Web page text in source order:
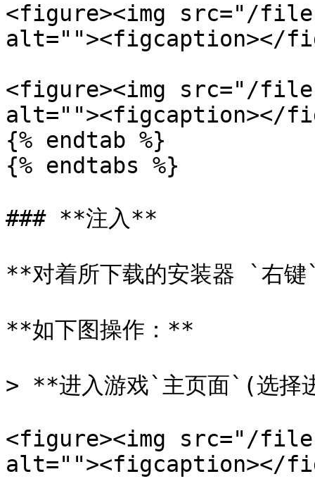
<figure><img src="/
alt=""><figcaption></
<figure><img src="/files/
alt=""><figcaption></
{% endtab %}
{% endtabs %}
### **注入**
**对着所下载的安装器 `右
**如下图操作：**
> **进入游戏`主页面`(选择
<figure><img src="/files/
alt=""><figcaption></